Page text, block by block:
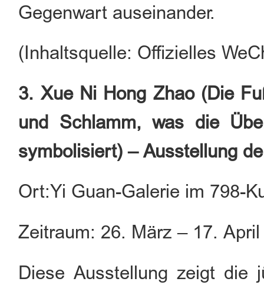
Gegenwart auseinander.
(Inhaltsquelle: Offizielles
3. Xue Ni Hong Zhao (Die
und Schlamm, was die
symbolisiert) – Ausstellung
Ort:Yi Guan-Galerie im 798-
Zeitraum: 26. März – 17. April
Diese Ausstellung zeigt die